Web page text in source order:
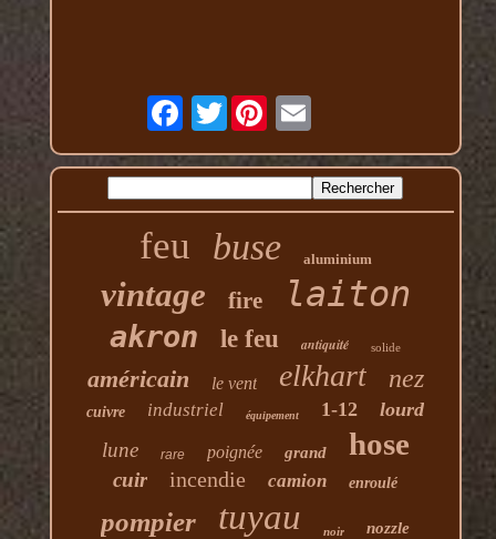
Twitter
feu buse aluminium
vintage fire laiton
akron le feu antiquité solide
américain le vent elkhart nez
cuivre industriel équipement 1-12 lourd
lune rare poignée grand hose
cuir incendie camion enroulé
pompier tuyau noir nozzle